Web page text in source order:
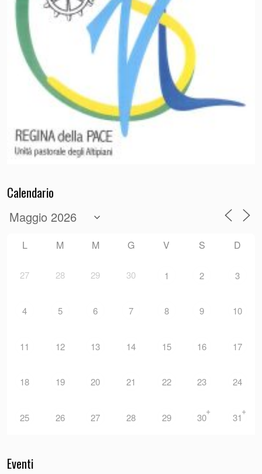
Calendario
L M M G V S D
27 28 29 30 1 2 3
4 5 6 7 8 9 10
11 12 13 14 15 16 17
18 19 20 21 22 23 24
25 26 27 28 29 30
+
31
+
Eventi